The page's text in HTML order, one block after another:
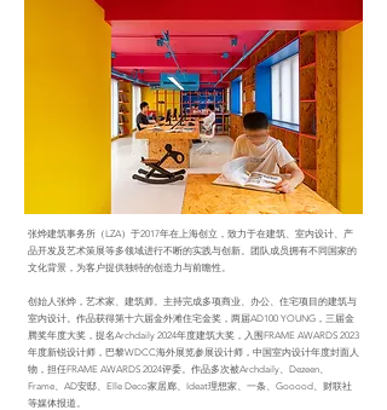
张烨建筑事务所（LZA）于2017年在上海创立，致力于在建筑、室内设计、产
品开发及艺术策展等多领域进行不断的实践与创新。团队成员拥有不同国家的
文化背景，为客户提供独特的创造力与前瞻性。
创始人张烨，艺术家、建筑师。主持完成多项商业、办公、住宅项目的建筑与
室内设计。作品获得第十六届金外滩住宅金奖，两届AD100 YOUNG，三届金
腾奖年度大奖，提名Archdaily 2024年度建筑大奖，入围FRAME AWARDS 2023
年度新锐设计师，巴黎WDCC海外展览参展设计师，中国室内设计年度封面人
物，担任FRAME AWARDS 2024评委。作品多次被Archdaily、Dezeen、
Frame、AD安邸、Elle Deco家居廊、Ideat理想家、一条、Gooood、财联社
等媒体报道。